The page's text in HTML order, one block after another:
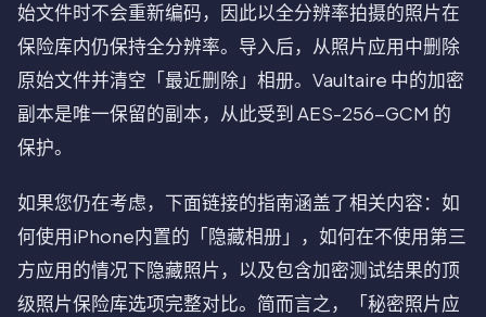
始文件时不会重新编码，因此以全分辨率拍摄的照片在
保险库内仍保持全分辨率。导入后，从照片应用中删除
原始文件并清空「最近删除」相册。Vaultaire 中的加密
副本是唯一保留的副本，从此受到 AES-256-GCM 的
保护。
如果您仍在考虑，下面链接的指南涵盖了相关内容：如
何使用iPhone内置的「隐藏相册」，如何在不使用第三
方应用的情况下隐藏照片，以及包含加密测试结果的顶
级照片保险库选项完整对比。简而言之，「秘密照片应